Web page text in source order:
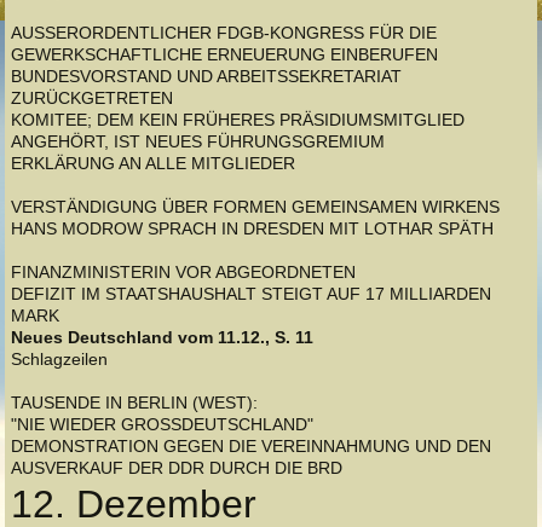
AUSSERORDENTLICHER FDGB-KONGRESS FÜR DIE
GEWERKSCHAFTLICHE ERNEUERUNG EINBERUFEN
BUNDESVORSTAND UND ARBEITSSEKRETARIAT
ZURÜCKGETRETEN
KOMITEE; DEM KEIN FRÜHERES PRÄSIDIUMSMITGLIED
ANGEHÖRT, IST NEUES FÜHRUNGSGREMIUM
ERKLÄRUNG AN ALLE MITGLIEDER
VERSTÄNDIGUNG ÜBER FORMEN GEMEINSAMEN WIRKENS
HANS MODROW SPRACH IN DRESDEN MIT LOTHAR SPÄTH
FINANZMINISTERIN VOR ABGEORDNETEN
DEFIZIT IM STAATSHAUSHALT STEIGT AUF 17 MILLIARDEN
MARK
Neues Deutschland vom 11.12., S. 11
Schlagzeilen
TAUSENDE IN BERLIN (WEST):
"NIE WIEDER GROSSDEUTSCHLAND"
DEMONSTRATION GEGEN DIE VEREINNAHMUNG UND DEN
AUSVERKAUF DER DDR DURCH DIE BRD
12. Dezember